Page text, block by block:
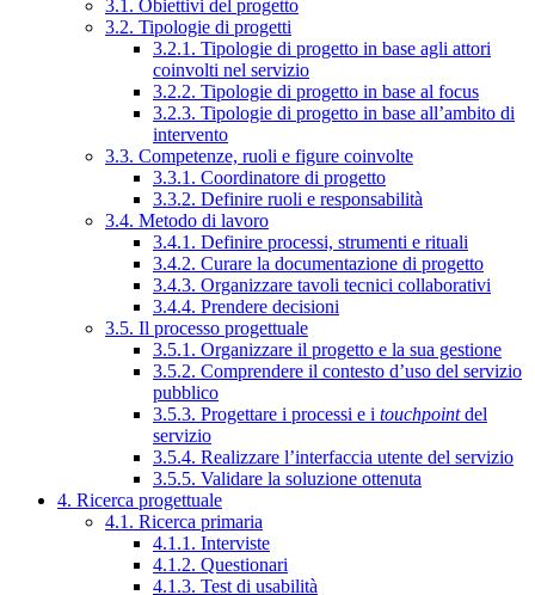
3.1. Obiettivi del progetto
3.2. Tipologie di progetti
3.2.1. Tipologie di progetto in base agli attori
coinvolti nel servizio
3.2.2. Tipologie di progetto in base al focus
3.2.3. Tipologie di progetto in base all’ambito di
intervento
3.3. Competenze, ruoli e figure coinvolte
3.3.1. Coordinatore di progetto
3.3.2. Definire ruoli e responsabilità
3.4. Metodo di lavoro
3.4.1. Definire processi, strumenti e rituali
3.4.2. Curare la documentazione di progetto
3.4.3. Organizzare tavoli tecnici collaborativi
3.4.4. Prendere decisioni
3.5. Il processo progettuale
3.5.1. Organizzare il progetto e la sua gestione
3.5.2. Comprendere il contesto d’uso del servizio
pubblico
3.5.3. Progettare i processi e i touchpointdel
servizio
3.5.4. Realizzare l’interfaccia utente del servizio
3.5.5. Validare la soluzione ottenuta
4. Ricerca progettuale
4.1. Ricerca primaria
4.1.1. Interviste
4.1.2. Questionari
4.1.3. Test di usabilità